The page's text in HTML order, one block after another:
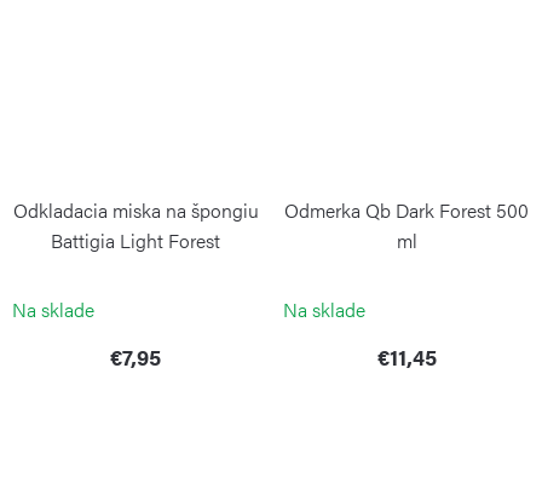
Odkladacia miska na špongiu
Battigia Light Forest
Na sklade
€7,95
Odmerka Qb Dark Forest 500
ml
Na sklade
€11,45